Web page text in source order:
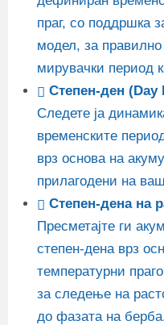
праг, со поддршка
модел, за
мирувачки период
Степен-ден (Day
Следете ја
временските
врз основа на
прилагодени на
Степен-дена на
Пресметајте ги
степен-дена врз
температурни
за следење на
до фазата на